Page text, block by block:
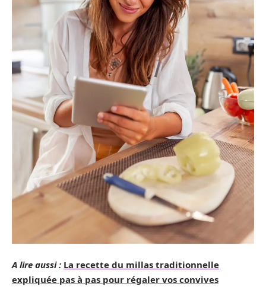
A lire aussi : La recette du millas traditionnelle
expliquée pas à pas pour régaler vos convives